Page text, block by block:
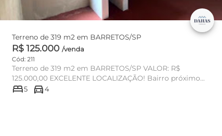
Terreno de 319 m2 em BARRETOS/SP
R$ 125.000 /venda
Cód: 211
Terreno de 319 m2 em BARRETOS/SP VALOR: R$
125.000,00 EXCELENTE LOCALIZAÇÃO! Bairro próximo
ao North Shopping B...
bed5 directions_car4